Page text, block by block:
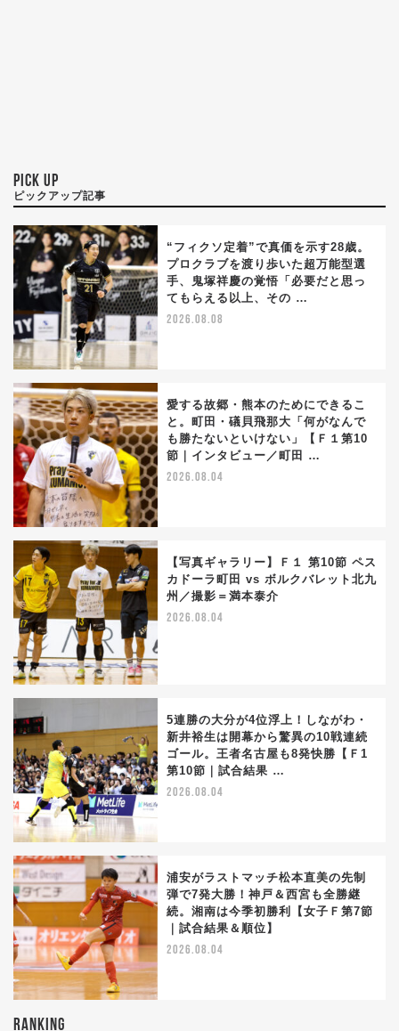
PICK UP
ピックアップ記事
“フィクソ定着”で真価を示す28歳。
プロクラブを渡り歩いた超万能型選
手、鬼塚祥慶の覚悟「必要だと思っ
てもらえる以上、その …
2026.08.08
愛する故郷・熊本のためにできるこ
と。町田・礒貝飛那大「何がなんで
も勝たないといけない」【Ｆ１第10
節｜インタビュー／町田 …
2026.08.04
【写真ギャラリー】Ｆ１ 第10節 ペス
カドーラ町田 vs ボルクバレット北九
州／撮影＝満本泰介
2026.08.04
5連勝の大分が4位浮上！しながわ・
新井裕生は開幕から驚異の10戦連続
ゴール。王者名古屋も8発快勝【Ｆ1
第10節｜試合結果 …
2026.08.04
浦安がラストマッチ松本直美の先制
弾で7発大勝！神戸＆西宮も全勝継
続。湘南は今季初勝利【女子Ｆ第7節
｜試合結果＆順位】
2026.08.04
RANKING